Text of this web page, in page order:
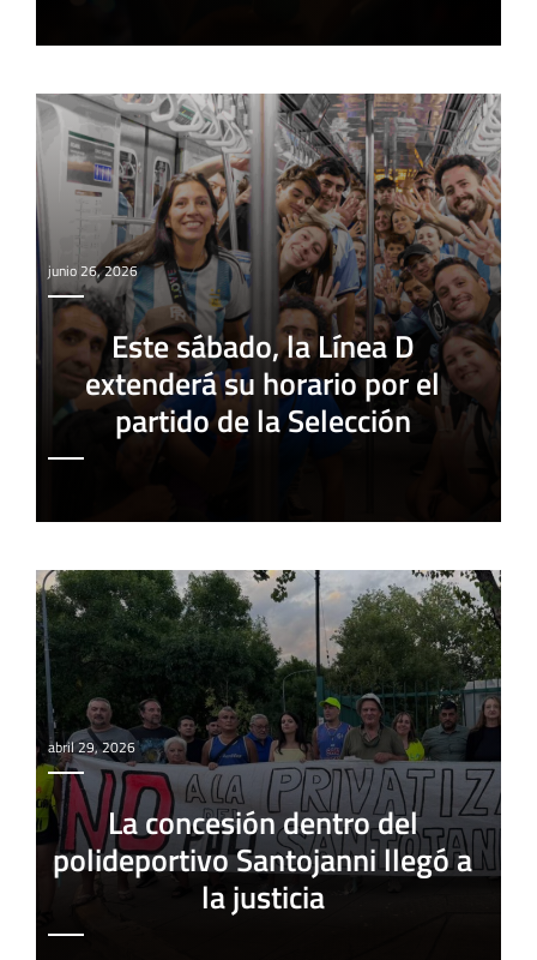
junio 26, 2026
Este sábado, la Línea D
extenderá su horario por el
partido de la Selección
abril 29, 2026
La concesión dentro del
polideportivo Santojanni llegó a
la justicia